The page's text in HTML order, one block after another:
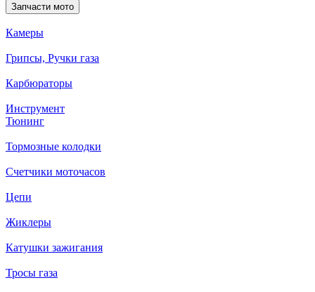
Запчасти мото
Камеры
Грипсы, Ручки газа
Карбюраторы
Инструмент
Тюнинг
Тормозные колодки
Счетчики моточасов
Цепи
Жиклеры
Катушки зажигания
Тросы газа